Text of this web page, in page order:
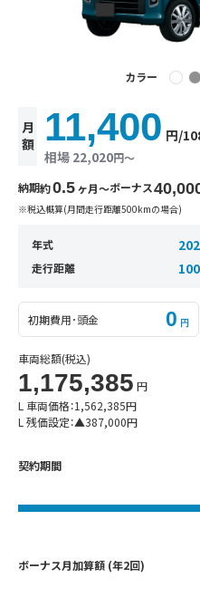
カラー
月
額
相場 22,020円〜
11,400 円/
納期約0.5ヶ月〜ボーナス
※税込概算(月間走行距離500kmの場合)
年式
走行距離
初期費用･頭金 0 円
車両総額(税込)
1,175,385 円
L 車両価格：1,562,385円
L 残価設定：▲387,000円
契約期間
ボーナス月加算額 (年2回)